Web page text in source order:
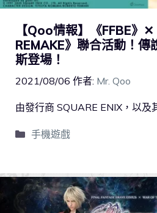
【Qoo情報】《FFBE》✕
REMAKE》聯合活動！傳
斯登場！
2021/08/06 作者: Mr. Qoo
由發行商 SQUARE ENIX，以及
手機遊戲